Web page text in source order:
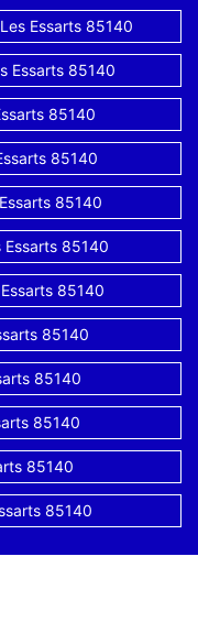
Essarts 85140
Essarts 85140
85140
85140
85140
85140
85140
85140
85140
85140
85140
85140